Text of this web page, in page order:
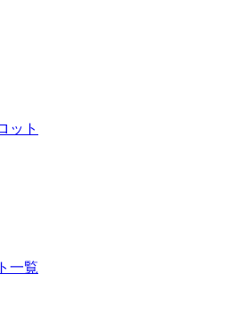
ット
一覧